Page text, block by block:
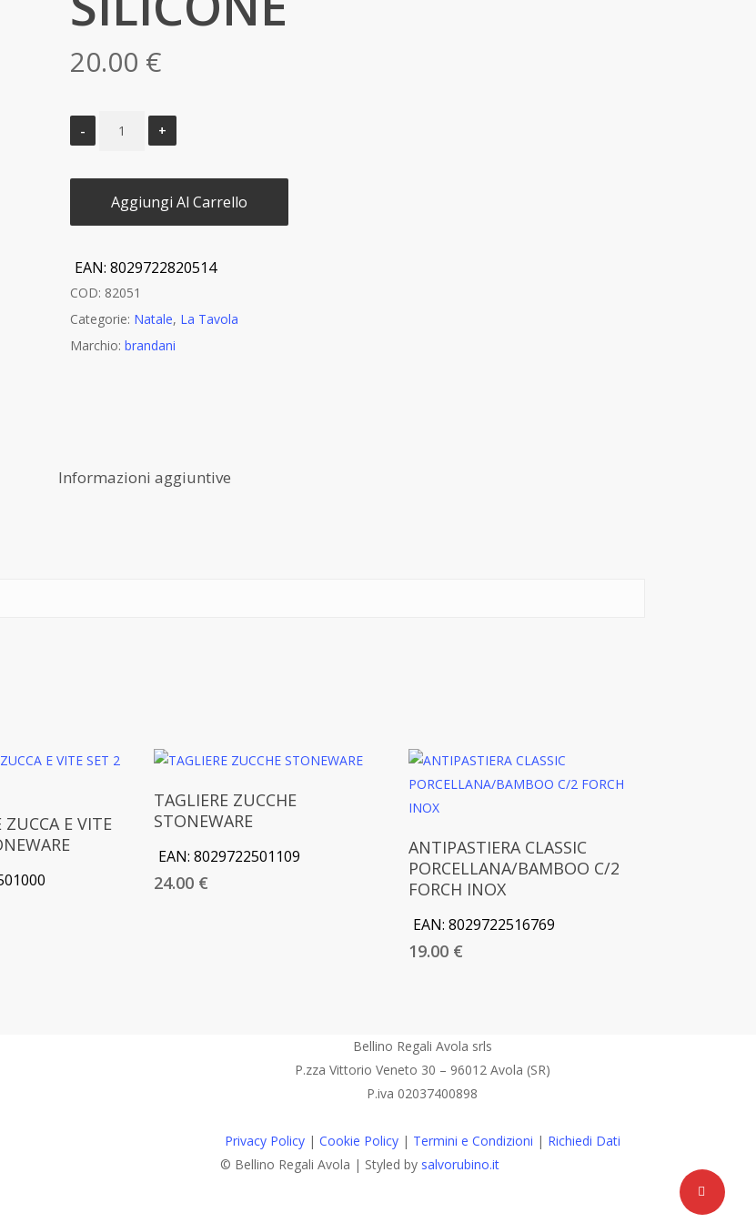
20.00 €
Aggiungi Al Carrello
EAN: 8029722820514
COD: 82051
Categorie: Natale, La Tavola
Marchio: brandani
Informazioni aggiuntive
Al Carrello
ZUCCA E VITE
Aggiungi Al Carrello
TAGLIERE ZUCCHE
STONEWARE
EAN: 8029722501109
24.00 €
Aggiungi Al Carrello
ANTIPASTIERA CLASSIC
PORCELLANA/BAMBOO C/2
FORCH INOX
EAN: 8029722516769
19.00 €
Bellino Regali Avola srls
P.zza Vittorio Veneto 30 – 96012 Avola (SR)
P.iva 02037400898
Privacy Policy| Cookie Policy| Termini e Condizioni | Richiedi Dati
© Bellino Regali Avola | Styled by salvorubino.it